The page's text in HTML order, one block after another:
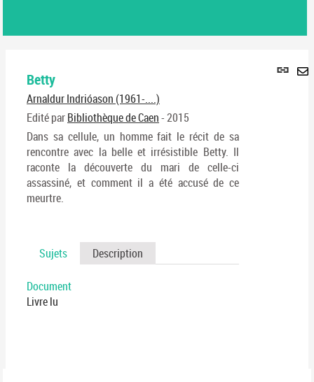
Lien
Betty
Arnaldur Indrióason (1961-....)
Edité parBibliothèque de Caen- 2015
Dans sa cellule, un homme fait le récit de sa
rencontre avec la belle et irrésistible Betty. Il
raconte la découverte du mari de celle-ci
assassiné, et comment il a été accusé de ce
meurtre.
Sujets Description
Document
Livre lu